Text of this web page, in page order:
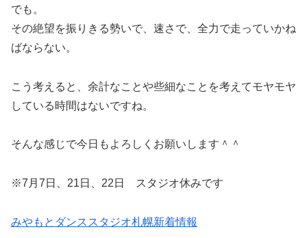
でも。
その絶望を振りきる勢いで、速さで、全力で走っていかね
ばならない。
こう考えると、余計なことや些細なことを考えてモヤモヤ
している時間はないですね。
そんな感じで今日もよろしくお願いします＾＾
※7月7日、21日、22日 スタジオ休みです
みやもとダンススタジオ札幌新着情報